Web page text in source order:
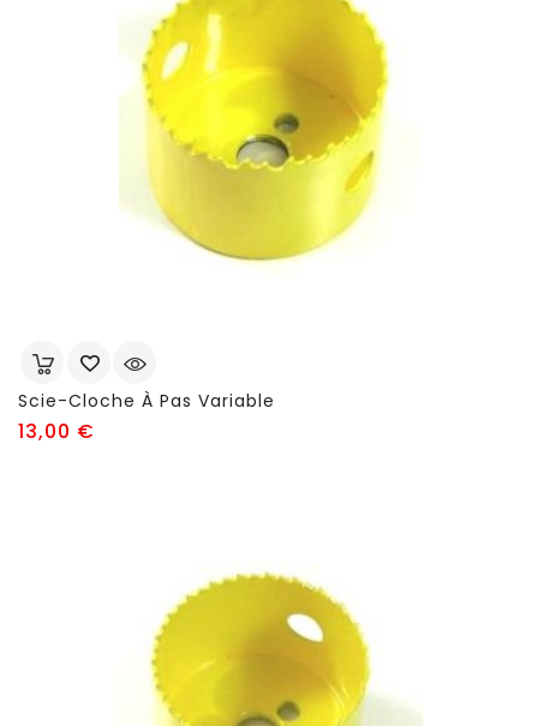
Scie-Cloche À Pas Variable
13,00 €